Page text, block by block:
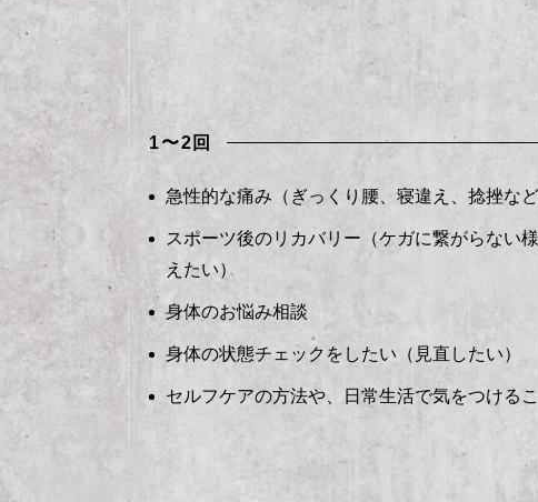
1〜2回
急性的な痛み（ぎっくり腰、寝違え、捻挫など
スポーツ後のリカバリー（ケガに繋がらない
えたい）
身体のお悩み相談
身体の状態チェックをしたい（見直したい）
セルフケアの方法や、日常生活で気をつける